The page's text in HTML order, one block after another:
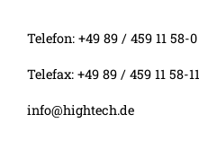
Telefon: +49 89 / 459 11 58-0
Telefax: +49 89 / 459 11 58-11
info@hightech.de